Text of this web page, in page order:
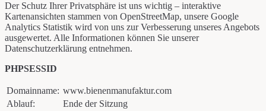
Der Schutz Ihrer Privatsphäre ist uns wichtig – interaktive
Kartenansichten stammen von OpenStreetMap, unsere Google
Analytics Statistik wird von uns zur Verbesserung unseres Angebots
ausgewertet. Alle Informationen können Sie unserer
Datenschutzerklärung entnehmen.
PHPSESSID
Domainname: www.bienenmanufaktur.com
Ablauf:
Ende der Sitzung